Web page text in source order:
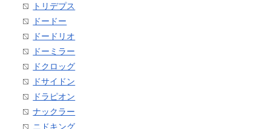
トリデプス
ドードー
ドードリオ
ドーミラー
ドクロッグ
ドサイドン
ドラピオン
ナックラー
ニドキング